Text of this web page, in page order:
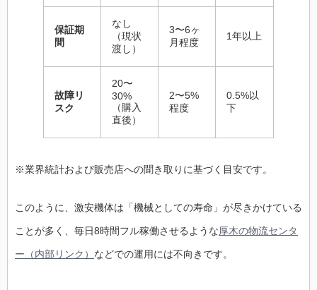
保証期
間
なし
（現状
渡し）
3〜6ヶ
月程度
1年以上
故障リ
スク
20〜
30%
（購入
直後）
2〜5%
程度
0.5%以
下
※業界統計および販売店への聞き取りに基づく目安です。
このように、激安機体は「機械としての寿命」が尽きかけている
ことが多く、毎日8時間フル稼働させるような厚木の物流センタ
ー（内部リンク） などでの運用には不向きです。